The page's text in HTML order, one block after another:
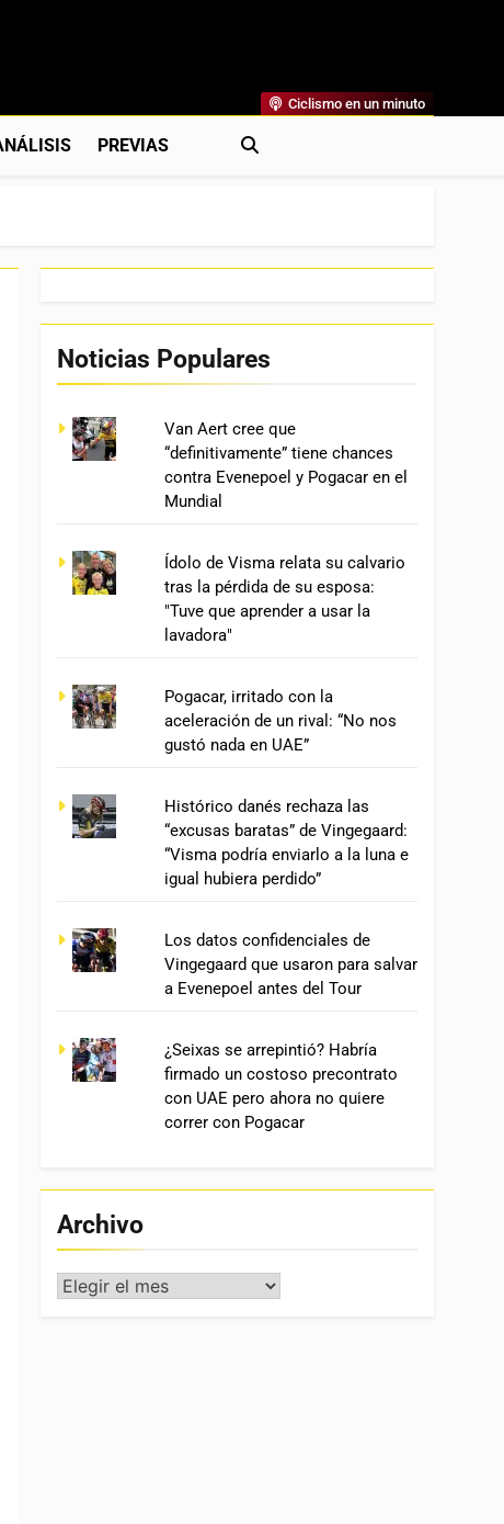
Previas Y Más. La Web Ciclista De Referencia.
Ciclismo en un minuto
PREVIAS
Noticias Populares
Van Aert cree que
“definitivamente” tiene chances
contra Evenepoel y Pogacar en el
Mundial
Ídolo de Visma relata su calvario
tras la pérdida de su esposa:
"Tuve que aprender a usar la
lavadora"
Pogacar, irritado con la
aceleración de un rival: “No nos
gustó nada en UAE”
Histórico danés rechaza las
“excusas baratas” de Vingegaard:
“Visma podría enviarlo a la luna e
igual hubiera perdido”
Los datos confidenciales de
Vingegaard que usaron para salvar
a Evenepoel antes del Tour
¿Seixas se arrepintió? Habría
firmado un costoso precontrato
con UAE pero ahora no quiere
correr con Pogacar
Archivo
Archivo